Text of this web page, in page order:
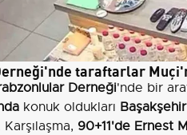
taraftarlar
Derneği'nde bir
konuk oldukları Başakşehir
90+11'de Ernest